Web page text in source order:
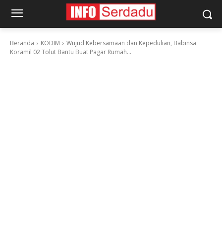
Beranda KODIM
Wujud Kebersamaan dan Kepedulian, Babinsa
Koramil 02 Tolut Bantu Buat Pagar Rumah...